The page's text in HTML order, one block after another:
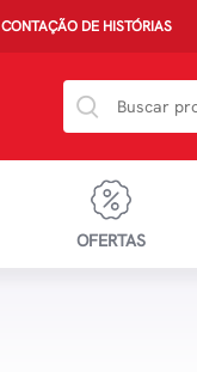
CONTAÇÃO DE HISTÓRIAS
OFERTAS